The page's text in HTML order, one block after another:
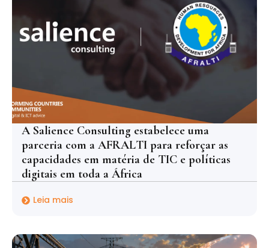
A Salience Consulting estabelece uma
parceria com a AFRALTI para reforçar as
capacidades em matéria de TIC e políticas
digitais em toda a África
Leia mais